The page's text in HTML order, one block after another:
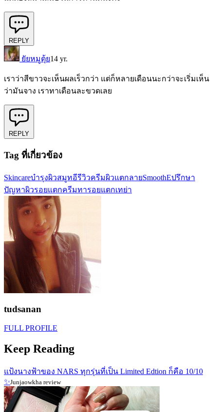
REPLY
ยัยหมูตุ้ย14 yr.
เราว่าสีขาวจะเห็นผลเร็วกว่า แต่ก็หลายเดือนนะกว่าจะเริ่มเห็น
ว่ามันจาง เราทาเดือนละขวดเลย
REPLY
Tag ที่เกี่ยวข้อง
SkincareบำรุงผิวสมูทอีรีวิวครีมผิวแตกลายSmoothEปรึกษา
ปัญหาผิวรอยแตกครีมทารอยแตกเทย่า
tudsanan
FULL PROFILE
Keep Reading
แป้งนางฟ้าของ NARS ทุกรุ่นที่เป็น Limited Edtion ก็คือ 10/10
✨Junjaowkha review